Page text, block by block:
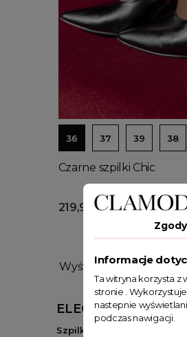
36 37 39 38
Czarne szpilki Chic
219,90 zł
Wyświetlono: 1-4 z 4
ELEGANCJA I
Szpilki klasyczne
to
Zgody
Informacje
Ta witryna korzysta z
stronie .
nastepnie
podczas nawigacji.